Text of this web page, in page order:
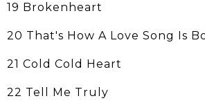
19 Brokenheart
20 That's How A Love Song Is
21 Cold Cold Heart
22 Tell Me Truly